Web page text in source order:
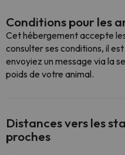
Conditions pour les
Cet hébergement accepte
consulter ses conditions, il
envoyiez un message via la
poids de votre animal.
Distances vers les
proches